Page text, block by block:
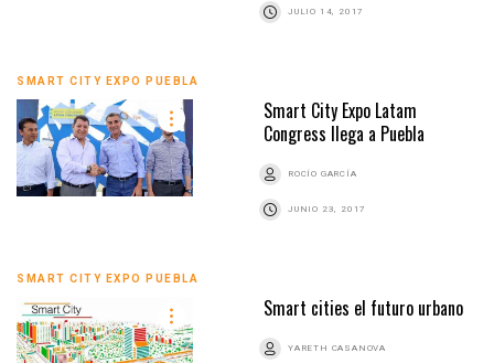
JULIO 14, 2017
SMART CITY EXPO PUEBLA
Smart City Expo Latam
Congress llega a Puebla
ROCÍO GARCÍA
JUNIO 23, 2017
SMART CITY EXPO PUEBLA
Smart cities el futuro urbano
YARETH CASANOVA